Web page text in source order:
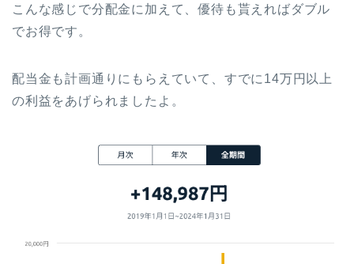
こんな感じで分配金に加えて、優待も貰えればダブル
でお得です。
配当金も計画通りにもらえていて、すでに14万円以上
の利益をあげられましたよ。